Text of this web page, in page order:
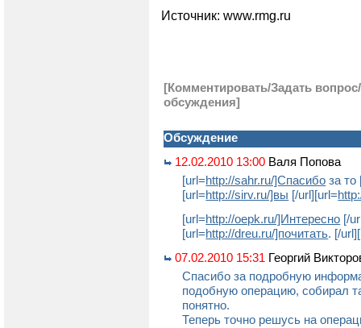
Источник: www.rmg.ru
[Комментировать/Задать
обсуждения]
Обсуждение
12.02.2010 13:00 Валя Попова
[url=http://sahr.ru/]Спасибо за то
[url=http://sirv.ru/]вы [/url][url=
[url=http://oepk.ru/]Интересно [/
[url=http://dreu.ru/]почитать. [/
07.02.2010 15:31 Георгий
Спасибо за подробную
подобную операцию, собирал
понятно.
Теперь точно решусь на